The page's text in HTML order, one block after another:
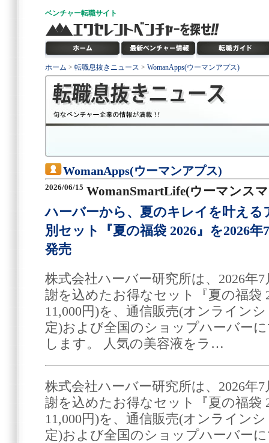
ベンチャー転職サイト
ホーム > 転職息抜きニュース > WomanApps(ウーマンアプス)
WomanApps(ウーマンアプス)
2026/06/15 WomanSmartLife(ウーマンス
ハーバーから、夏のキレイを叶え
別セット『夏の福袋 2026』を2026
発売
株式会社ハーバー研究所は、2026年
謝を込めたお得なセット『夏の福袋
11,000円)を、通信販売(オンライン
定)および全国のショップハーバー
します。 人気の美容液をラ…
株式会社ハーバー研究所は、2026年
謝を込めたお得なセット『夏の福袋
11,000円)を、通信販売(オンライン
定)および全国のショップハーバー